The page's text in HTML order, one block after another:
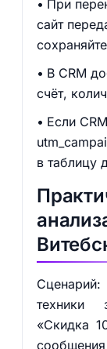
При
сайт
В CRM
счёт,
Если
в таблицу
техники
«Скидка